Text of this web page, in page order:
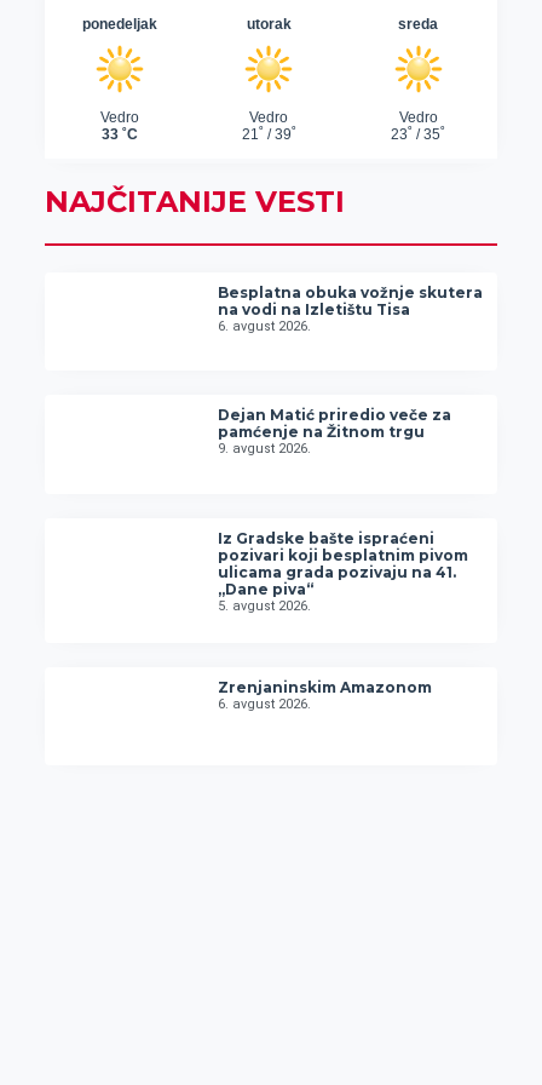
NAJČITANIJE VESTI
Besplatna obuka vožnje skutera
na vodi na Izletištu Tisa
6. avgust 2026.
Dejan Matić priredio veče za
pamćenje na Žitnom trgu
9. avgust 2026.
Iz Gradske bašte ispraćeni
pozivari koji besplatnim pivom
ulicama grada pozivaju na 41.
„Dane piva“
5. avgust 2026.
Zrenjaninskim Amazonom
6. avgust 2026.